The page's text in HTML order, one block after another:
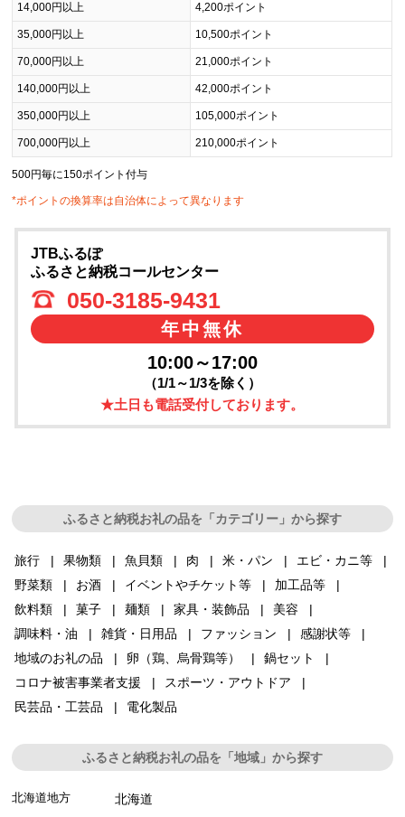
14,000円以上 4,200ポイント
35,000円以上 10,500ポイント
70,000円以上 21,000ポイント
140,000円以上 42,000ポイント
350,000円以上 105,000ポイント
700,000円以上 210,000ポイント
500円毎に150ポイント付与
*ポイントの換算率は自治体によって異なります
JTBふるぽ
ふるさと納税コールセンター
050-3185-9431
年中無休
10:00～17:00
（1/1～1/3を除く）
★土日も電話受付しております。
ふるさと納税お礼の品を「カテゴリー」から探す
旅行 果物類 魚貝類 肉 米・パン
エビ・カニ等
野菜類
お酒 イベントやチケット等
加工品等
飲料類
菓子 麺類 家具・装飾品
美容
調味料・油
雑貨・日用品 ファッション
感謝状等
地域のお礼の品
卵（鶏、烏骨鶏等）
鍋セット
コロナ被害事業者支援
スポーツ・アウトドア
民芸品・工芸品
電化製品
ふるさと納税お礼の品を「地域」から探す
北海道地方 北海道